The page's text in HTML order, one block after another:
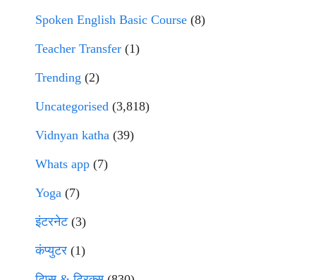
Spoken English Basic Course (8)
Teacher Transfer (1)
Trending (2)
Uncategorised (3,818)
Vidnyan katha (39)
Whats app (7)
Yoga (7)
इंटरनेट(3)
कंप्युटर (1)